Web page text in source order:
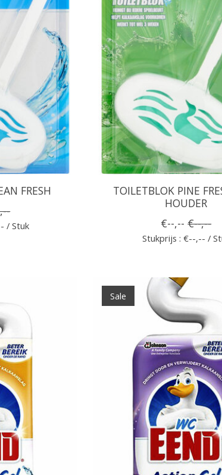
FRESH
/ Stuk
TOILETBLOK PINE
HOUDER
€--,-- €--,--
Stukprijs : €--,-- /
Sale